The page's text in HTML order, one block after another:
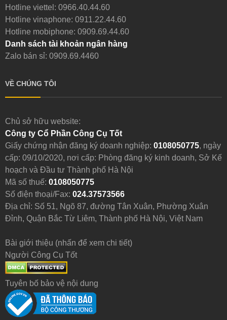
Hotline viettel: 0966.40.44.60
Hotline vinaphone: 0911.22.44.60
Hotline mobiphone: 0909.69.44.60
Danh sách tài khoản ngân hàng
Zalo bán sỉ: 0909.69.4460
VỀ CHÚNG TÔI
Chủ sở hữu website:
Công ty Cổ Phần Công Cụ Tốt
Giấy chứng nhận đăng ký doanh nghiệp: 0108050775, ngày
cấp: 09/10/2020, nơi cấp: Phòng đăng ký kinh doanh, Sở Kế
hoạch và Đầu tư Thành phố Hà Nội
Mã số thuế: 0108050775
Số điện thoại/Fax: 024.37573566
Địa chỉ: Số 51, Ngõ 87, đường Tân Xuân, Phường Xuân
Đỉnh, Quận Bắc Từ Liêm, Thành phố Hà Nội, Việt Nam
Bài giới thiệu (nhấn để xem chi tiết)
Người Công Cụ Tốt
Tuyên bố bảo vệ nội dung